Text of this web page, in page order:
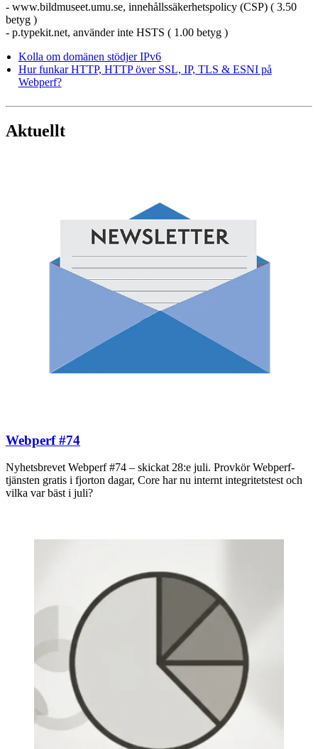
- www.bildmuseet.umu.se, innehållssäkerhetspolicy (CSP) ( 3.50
betyg )
- p.typekit.net, använder inte HSTS ( 1.00 betyg )
Kolla om domänen stödjer IPv6
Hur funkar HTTP, HTTP över SSL, IP, TLS & ESNI på
Webperf?
Aktuellt
Webperf #74
Nyhetsbrevet Webperf #74 – skickat 28:e juli. Provkör Webperf-
tjänsten gratis i fjorton dagar, Core har nu internt integritetstest och
vilka var bäst i juli?